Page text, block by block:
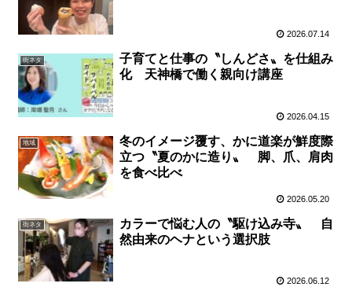
2026.07.14
街ネタ
子育てと仕事の〝しんどさ〟を仕組み
化 天神橋で働く親向け講座
2026.04.15
地域
冬のイメージ覆す、かに道楽が鮮度際
立つ〝夏のかに造り〟 脚、爪、肩肉
を食べ比べ
2026.05.20
街ネタ
カラーで悩む人の〝駆け込み寺〟 自
然由来のヘナという選択肢
2026.06.12